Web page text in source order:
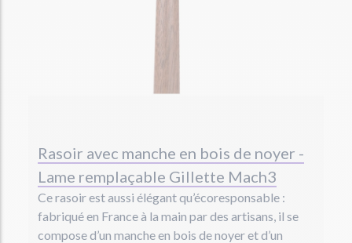
Rasoir avec manche en bois de noyer -
Lame remplaçable Gillette Mach3
Ce rasoir est aussi élégant qu’écoresponsable :
fabriqué en France à la main par des artisans, il se
compose d’un manche en bois de noyer et d’un